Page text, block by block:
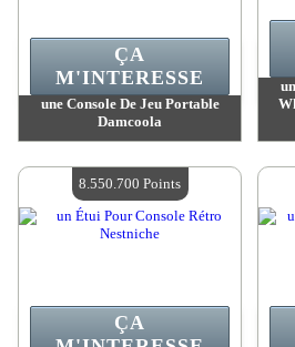
une Console De Jeu Portable
Damcoola
Quantité Disponible :4
ÇA
M'INTERESSE
ÇA
8.550.700 Points